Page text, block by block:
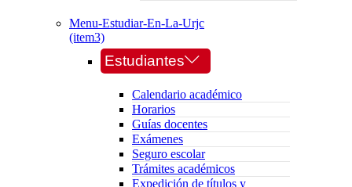
Menu-Estudiar-En-La-Urjc
(item3)
Estudiantes
Calendario académico
Horarios
Guías docentes
Exámenes
Seguro escolar
Trámites académicos
Expedición de títulos y